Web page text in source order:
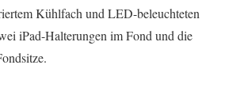
Kühlfach und LED-beleuchteten
iPad-Halterungen im Fond und die